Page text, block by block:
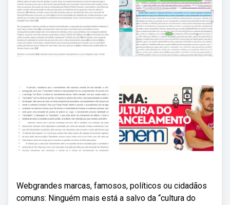
Webgrandes marcas, famosos, políticos ou cidadãos
comuns: Ninguém mais está a salvo da “cultura do